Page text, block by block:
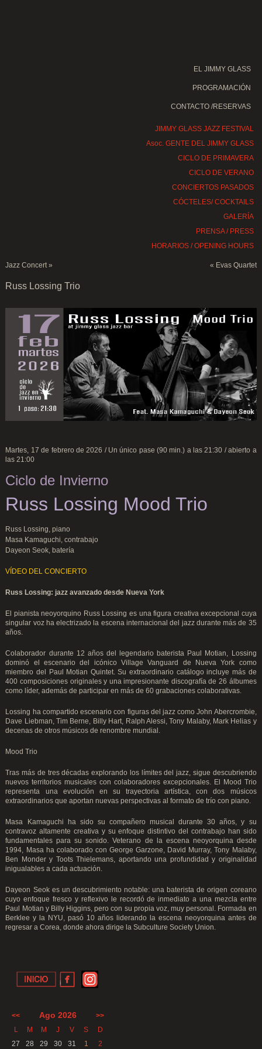
EL JIMMY GLASS
PROGRAMACIÓN
CONTACTO /RESERVAS
JIMMY GLASS JAZZ FESTIVAL
Asoc. GENTE DEL JIMMY GLASS
CICLO DE PRIMAVERA
CICLO DE VERANO
CONCIERTOS PASADOS
CÓCTELES/ COCKTAILS
GALERÍA
PRENSA / PRESS
HORARIOS / OPENING HOURS
Jazz Concert» « Evas Quartet
Russ Lossing Trio
Martes, 17 de febrero de 2026 / Un único pase (90 min.) a las 21:30 / abierto a
las 21:00
Ciclo de Invierno
Russ Lossing Mood Trio
Russ Lossing, piano
Masa Kamaguchi, contrabajo
Dayeon Seok, batería
VÍDEO DEL CONCIERTO
Russ Lossing: jazz avanzado desde Nueva York
El pianista neoyorquino Russ Lossing es una figura creativa excepcional cuya
singular voz ha electrizado la escena internacional del jazz durante más de 35
años.
Colaborador durante 12 años del legendario baterista Paul Motian, Lossing
dominó el escenario del icónico Village Vanguard de Nueva York como
miembro del Paul Motian Quintet. Su extraordinario catálogo incluye más de
400 composiciones originales y una impresionante discografía de 26 álbumes
como líder, además de participar en más de 60 grabaciones colaborativas.
Lossing ha compartido escenario con figuras del jazz como John Abercrombie,
Dave Liebman, Tim Berne, Billy Hart, Ralph Alessi, Tony Malaby, Mark Helias y
decenas de otros músicos de renombre mundial.
Mood Trio
Tras más de tres décadas explorando los límites del jazz, sigue descubriendo
nuevos territorios musicales con colaboradores excepcionales. El Mood Trio
representa una evolución en su trayectoria artística, con dos músicos
extraordinarios que aportan nuevas perspectivas al formato de trío con piano.
Masa Kamaguchi ha sido su compañero musical durante 30 años, y su
contravoz altamente creativa y su enfoque distintivo del contrabajo han sido
fundamentales para su sonido. Veterano de la escena neoyorquina desde
1994, Masa ha colaborado con George Garzone, David Murray, Tony Malaby,
Ben Monder y Toots Thielemans, aportando una profundidad y originalidad
inigualables a cada actuación.
Dayeon Seok es un descubrimiento notable: una baterista de origen coreano
cuyo enfoque fresco y reflexivo le recordó de inmediato a una mezcla entre
Paul Motian y Billy Higgins, pero con su propia voz, muy personal. Formada en
Berklee y la NYU, pasó 10 años liderando la escena neoyorquina antes de
regresar a Corea, donde ahora dirige la Subculture Society Union.
<< Ago 2026
>>
L
M M J V S
D
27
28 29 30 31 1 2